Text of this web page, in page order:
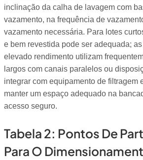
inclinação da calha de lavagem com
vazamento, na frequência de
vazamento necessária. Para lotes
e bem revestida pode ser adequada;
elevado rendimento utilizam
largos com canais paralelos ou
integrar com equipamento de filtragem
manter um espaço adequado na
acesso seguro.
Tabela 2: Pontos De
Para O